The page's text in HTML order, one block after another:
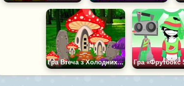
Гра Втеча з Холодних Вод